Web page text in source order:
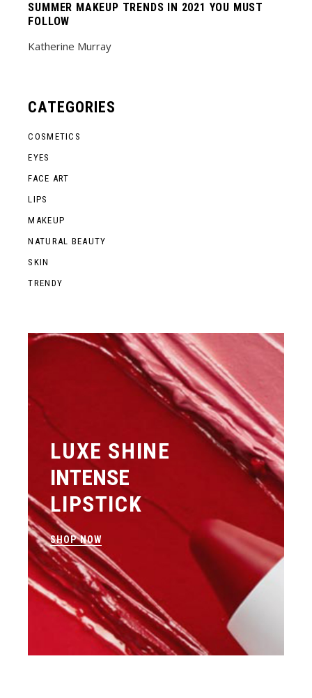
SUMMER MAKEUP TRENDS IN 2021 YOU MUST
FOLLOW
Katherine Murray
CATEGORIES
COSMETICS
EYES
FACE ART
LIPS
MAKEUP
NATURAL BEAUTY
SKIN
TRENDY
LUXE SHINE
INTENSE
LIPSTICK
SHOP NOW